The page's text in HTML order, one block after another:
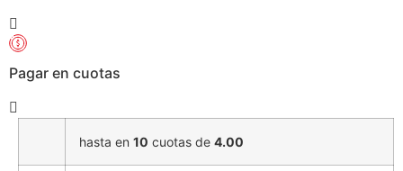
Pagar en cuotas
hasta en 10 cuotas de 4.00